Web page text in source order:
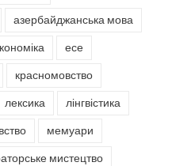
азербайджанська мова
есе
красномовство
лексика лінгвістика
мемуари
мистецтво